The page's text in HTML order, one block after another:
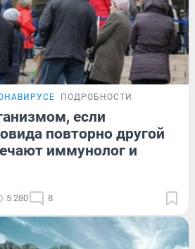
ПОДРОБНОСТИ
если
повторно другой
иммунолог и
5 280 8